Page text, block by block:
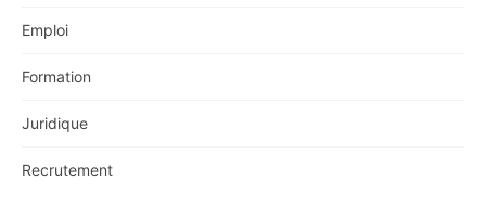
Emploi
Formation
Juridique
Recrutement